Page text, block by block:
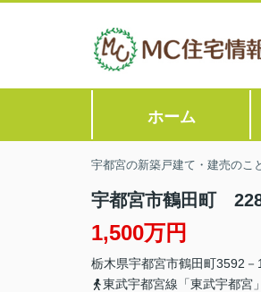
ホーム
宇都宮の新築戸建て・建売のこ
宇都宮市鶴田町
1,500万円
栃木県宇都宮市鶴田町3592－1
東武宇都宮線「東武宇都宮